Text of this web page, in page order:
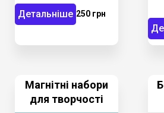
Детальніше 250 грн
Магнітні набори
для творчості